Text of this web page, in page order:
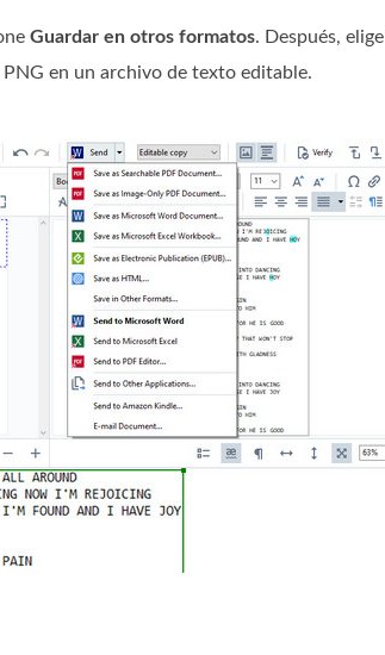
Guardar en otros formatos. Después, elige
en un archivo de texto editable.